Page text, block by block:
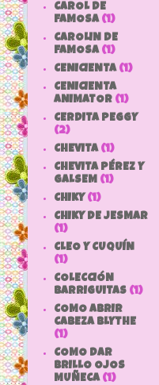
CAROL DE
FAMOSA (1)
CAROLIN DE
FAMOSA (1)
CENICIENTA (1)
CENICIENTA
ANIMATOR (1)
CERDITA PEGGY
(2)
CHEVITA (1)
CHEVITA PÉREZ Y
GALSEM (1)
CHIKY (1)
CHIKY DE JESMAR
(1)
CLEO Y CUQUÍN
(1)
COLECCIÓN
BARRIGUITAS (1)
COMO ABRIR
CABEZA BLYTHE
(1)
COMO DAR
BRILLO OJOS
MUÑECA (1)